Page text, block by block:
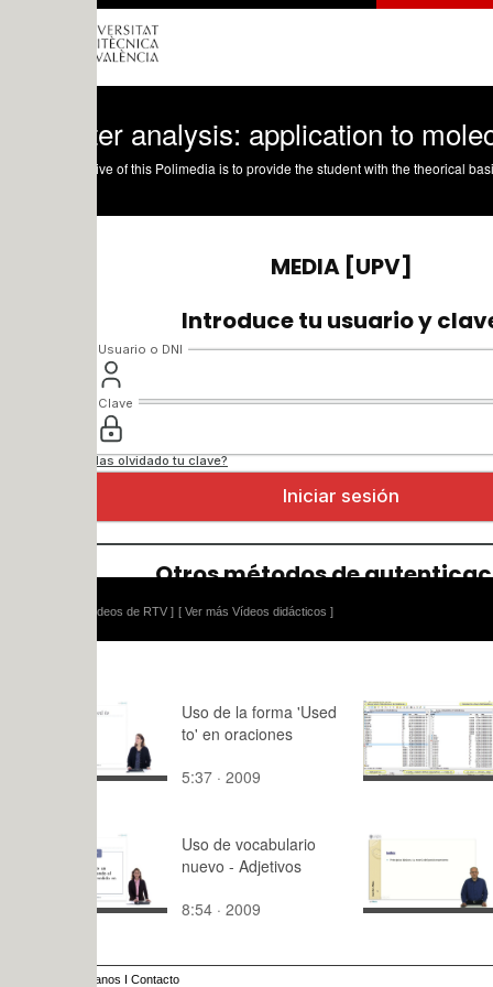
analysis: application to molecular
[ Ver más Vídeos didácticos ]
Uso de la forma 'Used
to' en oraciones
5:37 · 2009
Lectura y
Mallado
Plano con
19:43 ·
Uso de vocabulario
nuevo - Adjetivos
8:54 · 2009
reglas
ejecución
campañas
10:50 ·